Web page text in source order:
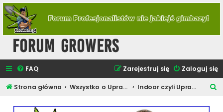
Forum Growers
FAQ Zaloguj się
Zarejestruj się
Strona główna Wszystko o Uprawie Roślin Konopi Indoor czyli Uprawa w Domu